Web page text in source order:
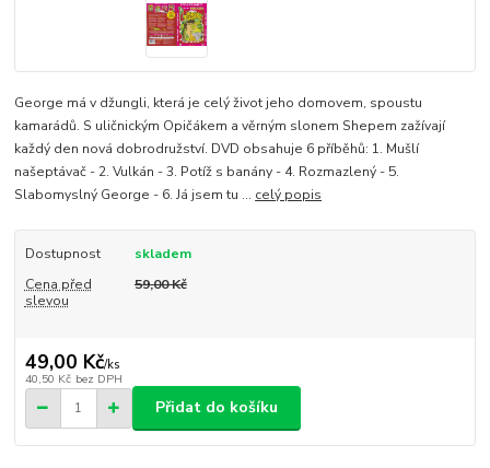
George má v džungli, která je celý život jeho domovem, spoustu
kamarádů. S uličnickým Opičákem a věrným slonem Shepem zažívají
každý den nová dobrodružství. DVD obsahuje 6 příběhů: 1. Mušlí
našeptávač - 2. Vulkán - 3. Potíž s banány - 4. Rozmazlený - 5.
Slabomyslný George - 6. Já jsem tu ... celý popis
Dostupnost
skladem
Cena před
slevou
59,00 Kč
49,00 Kč/ks
40,50 Kč bez DPH
Přidat do košíku